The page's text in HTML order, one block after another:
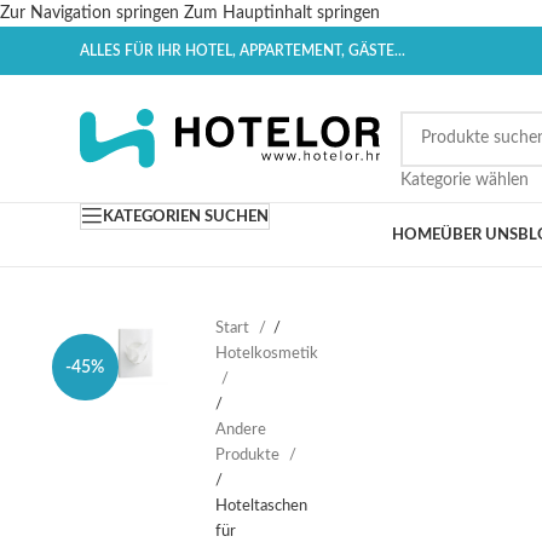
Zur Navigation springen Zum Hauptinhalt springen
ALLES FÜR IHR HOTEL, APPARTEMENT, GÄSTE...
Kategorie wählen
KATEGORIEN SUCHEN
HOMEÜBER UNS
-45%
Start
/
Hotelkosmetik
/
Andere
Produkte
/
Hoteltaschen
für